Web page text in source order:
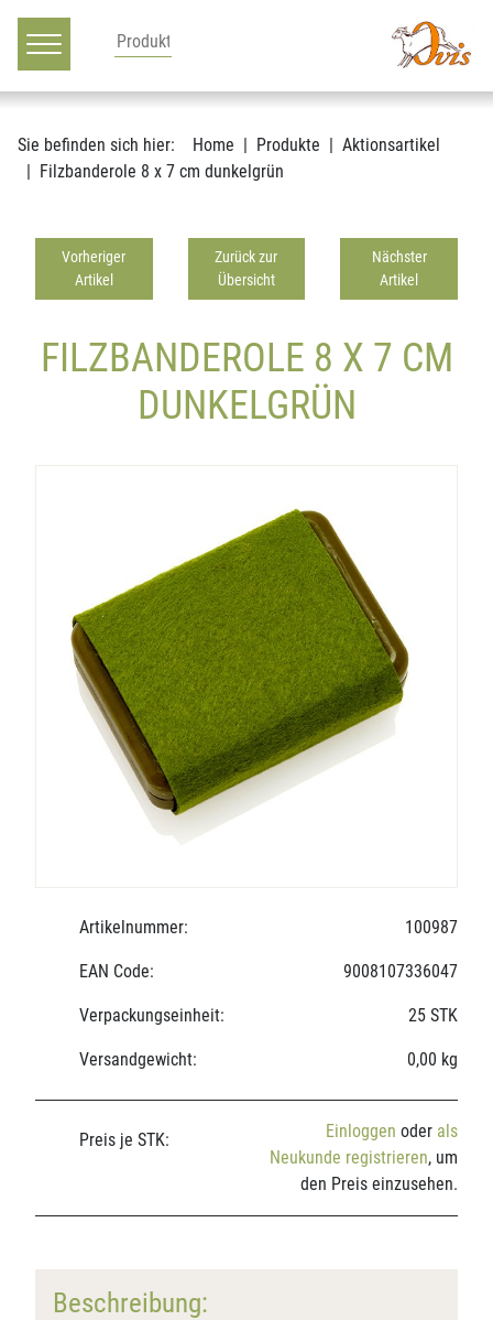
Hauptnavigation
Zum Inhalt
Sie befinden sich hier: Home Produkte
Aktionsartikel
Filzbanderole 8 x 7 cm dunkelgrün
Vorheriger
Artikel
Zurück zur
Übersicht
Nächster
Artikel
FILZBANDEROLE 8 X 7 CM
DUNKELGRÜN
Artikelnummer: 100987
EAN Code: 9008107336047
Verpackungseinheit: 25 STK
Versandgewicht: 0,00 kg
Preis je STK: Einloggen oder als
Neukunde registrieren, um
den Preis einzusehen.
Beschreibung: